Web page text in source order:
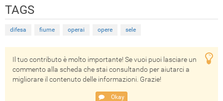
TAGS
difesa fiume operai opere sele
Il tuo contributo è molto importante! Se vuoi puoi lasciare un
commento alla scheda che stai consultando per aiutarci a
migliorare il contenuto delle informazioni. Grazie!
Okay